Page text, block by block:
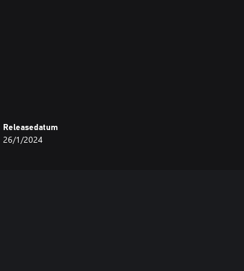
Releasedatum
26/1/2024